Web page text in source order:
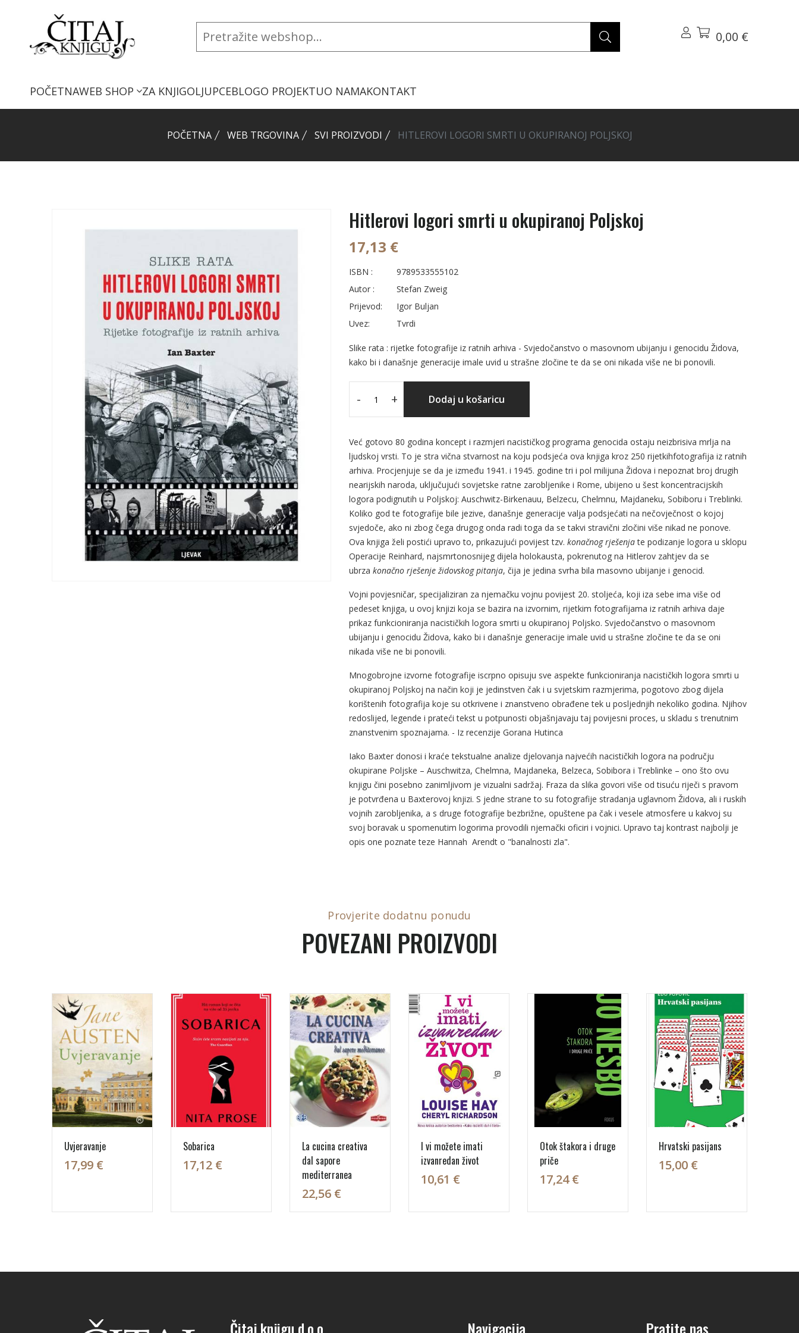
0,00 €
POČETNAWEB SHOP ZA KNJIGOLJUPCEBLOGO PROJEKTUO NAMAKONTAKT
POČETNA WEB TRGOVINA SVI PROIZVODI HITLEROVI LOGORI SMRTI U OKUPIRANOJ POLJSKOJ
Hitlerovi logori smrti u okupiranoj Poljskoj
17,13 €
ISBN :
9789533555102
Autor :
Stefan Zweig
Prijevod:
Igor Buljan
Uvez:
Tvrdi
Slike rata : rijetke fotografije iz ratnih arhiva - Svjedočanstvo o masovnom ubijanju i genocidu Židova,
kako bi i današnje generacije imale uvid u strašne zločine te da se oni nikada više ne bi ponovili.
- + Dodaj u košaricu
Već gotovo 80 godina koncept i razmjeri nacističkog programa genocida ostaju neizbrisiva mrlja na
ljudskoj vrsti. To je stra vična stvarnost na koju podsjeća ova knjiga kroz 250 rijetkihfotografija iz ratnih
arhiva. Procjenjuje se da je između 1941. i 1945. godine tri i pol milijuna Židova i nepoznat broj drugih
nearijskih naroda, uključujući sovjetske ratne zarobljenike i Rome, ubijeno u šest koncentracijskih
logora podignutih u Poljskoj: Auschwitz-Birkenauu, Belzecu, Chelmnu, Majdaneku, Sobiboru i Treblinki.
Koliko god te fotografije bile jezive, današnje generacije valja podsjećati na nečovječnost o kojoj
svjedoče, ako ni zbog čega drugog onda radi toga da se takvi stravični zločini više nikad ne ponove.
Ova knjiga želi postići upravo to, prikazujući povijest tzv. konačnog rješenjate podizanje logora u sklopu
Operacije Reinhard, najsmrtonosnijeg dijela holokausta, pokrenutog na Hitlerov zahtjev da se
ubrza konačno rješenje židovskog pitanja, čija je jedina svrha bila masovno ubijanje i genocid.
Vojni povjesničar, specijaliziran za njemačku vojnu povijest 20. stoljeća, koji iza sebe ima više od
pedeset knjiga, u ovoj knjizi koja se bazira na izvornim, rijetkim fotografijama iz ratnih arhiva daje
prikaz funkcioniranja nacističkih logora smrti u okupiranoj Poljsko. Svjedočanstvo o masovnom
ubijanju i genocidu Židova, kako bi i današnje generacije imale uvid u strašne zločine te da se oni
nikada više ne bi ponovili.
Mnogobrojne izvorne fotografije iscrpno opisuju sve aspekte funkcioniranja nacističkih logora smrti u
okupiranoj Poljskoj na način koji je jedinstven čak i u svjetskim razmjerima, pogotovo zbog dijela
korištenih fotografija koje su otkrivene i znanstveno obrađene tek u posljednjih nekoliko godina. Njihov
redoslijed, legende i prateći tekst u potpunosti objašnjavaju taj povijesni proces, u skladu s trenutnim
znanstvenim spoznajama. - Iz recenzije Gorana Hutinca
Iako Baxter donosi i kraće tekstualne analize djelovanja najvećih nacističkih logora na području
okupirane Poljske – Auschwitza, Chelmna, Majdaneka, Belzeca, Sobibora i Treblinke – ono što ovu
knjigu čini posebno zanimljivom je vizualni sadržaj. Fraza da slika govori više od tisuću riječi s pravom
je potvrđena u Baxterovoj knjizi. S jedne strane to su fotografije stradanja uglavnom Židova, ali i ruskih
vojnih zarobljenika, a s druge fotografije bezbrižne, opuštene pa čak i vesele atmosfere u kakvoj su
svoj boravak u spomenutim logorima provodili njemački oficiri i vojnici. Upravo taj kontrast najbolji je
opis one poznate teze Hannah Arendt o "banalnosti zla".
Provjerite dodatnu ponudu
POVEZANI PROIZVODI
Uvjeravanje
17,99 €
Sobarica
17,12 €
La cucina creativa
dal sapore
mediterranea
22,56 €
I vi možete imati
izvanredan život
10,61 €
Otok štakora i druge
priče
17,24 €
Hrvatski pasijans
15,00 €
Čitaj knjigu d.o.o. Navigacija Pratite nas